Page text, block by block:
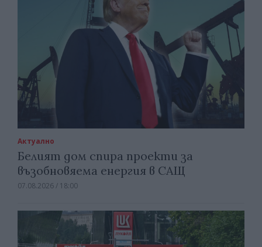
Актуално
Белият дом спира проекти за
възобновяема енергия в САЩ
07.08.2026 / 18:00